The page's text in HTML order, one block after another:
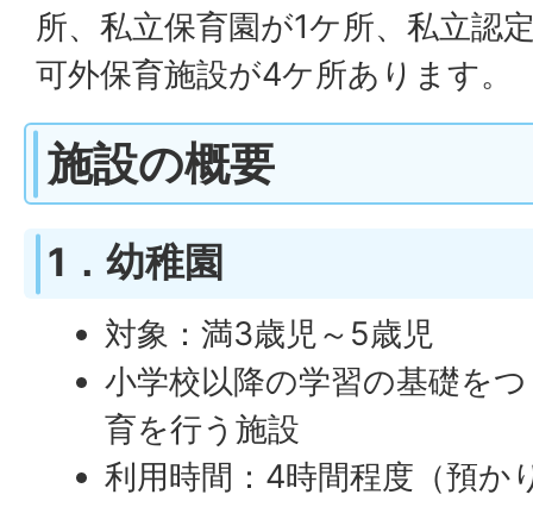
所、私立保育園が1ケ所、私立認
可外保育施設が4ケ所あります。
施設の概要
1．幼稚園
対象：満3歳児～5歳児
小学校以降の学習の基礎を
育を行う施設
利用時間：4時間程度（預か